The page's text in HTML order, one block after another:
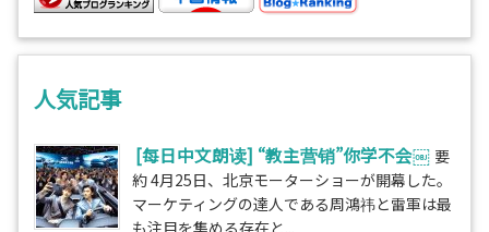
人気記事
[每日中文朗读] “教主营销”你学不会￼ 要
約 4月25日、北京モーターショーが開幕した。
マーケティングの達人である周鴻祎と雷軍は最
も注目を集める存在と...